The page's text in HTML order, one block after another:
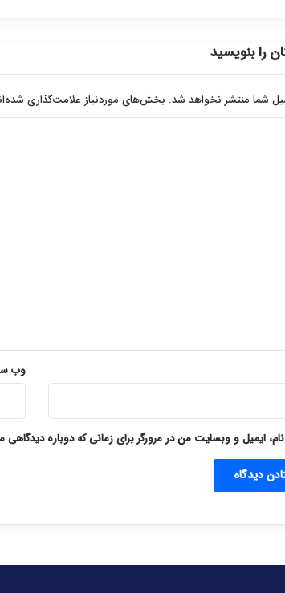
را بنویسید
شما منتشر نخواهد شد. بخش‌های موردنیاز علامت‌گذاری
وب‌
ایمیل و وبسایت من در مرورگر برای زمانی که دوباره